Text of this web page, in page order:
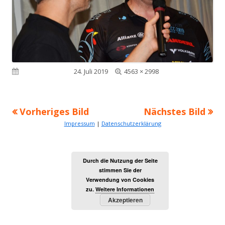
Veröffentlicht am24. Juli 2019
Volle
4563 × 2998
Vorheriges Bild Nächstes Bild
Impressum | Datenschutzerklärung
Durch die Nutzung der Seite
stimmen Sie der
Verwendung von Cookies
zu. Weitere Informationen
Akzeptieren